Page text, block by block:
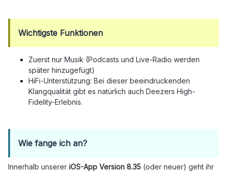
Wichtigste Funktionen
Zuerst nur Musik (Podcasts und Live-Radio werden
später hinzugefügt)
HiFi-Unterstützung: Bei dieser beeindruckenden
Klangqualität gibt es natürlich auch Deezers High-
Fidelity-Erlebnis.
Wie fange ich an?
Innerhalb unserer iOS-App Version 8.35 (oder neuer) geht ihr